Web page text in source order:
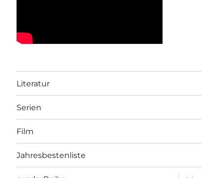
Literatur
Serien
Film
Jahresbestenliste